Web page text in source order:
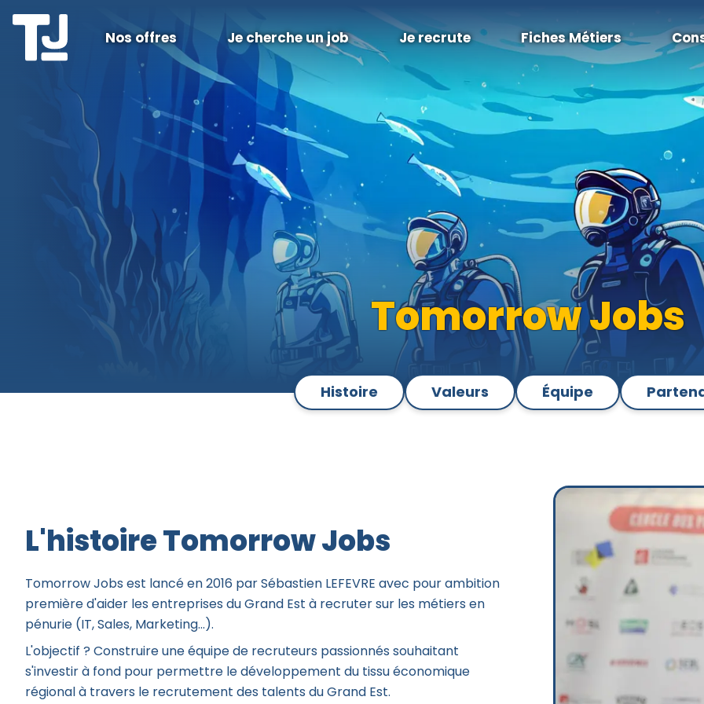
Nos offres
Je cherche un job
Je recrute
Fiches Métiers
Conseils RH
Nos offres Je cherche un job Je recrute Fiches Métiers
Tomorrow Jobs
Histoire Valeurs Équipe
L'histoire Tomorrow Jobs
Tomorrow Jobs est lancé en 2016 par Sébastien LEFEVRE avec pour ambition
première d'aider les entreprises du Grand Est à recruter sur les métiers en
pénurie (IT, Sales, Marketing...).
L'objectif ? Construire une équipe de recruteurs passionnés souhaitant
s'investir à fond pour permettre le développement du tissu économique
régional à travers le recrutement des talents du Grand Est.